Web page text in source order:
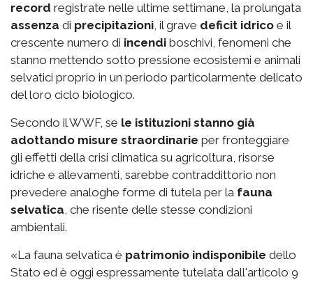
record registrate nelle ultime settimane, la prolungata
assenza di precipitazioni, il grave deficit idrico e il
crescente numero di incendi boschivi, fenomeni che
stanno mettendo sotto pressione ecosistemi e animali
selvatici proprio in un periodo particolarmente delicato
del loro ciclo biologico.
Secondo il WWF, se le istituzioni stanno già
adottando misure straordinarie per fronteggiare
gli effetti della crisi climatica su agricoltura, risorse
idriche e allevamenti, sarebbe contraddittorio non
prevedere analoghe forme di tutela per la fauna
selvatica, che risente delle stesse condizioni
ambientali.
«La fauna selvatica è patrimonio indisponibile dello
Stato ed è oggi espressamente tutelata dall'articolo 9